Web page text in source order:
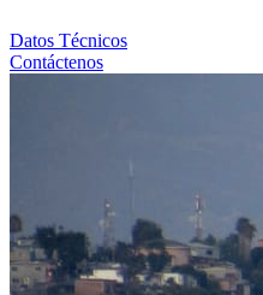
Datos Técnicos
Contáctenos